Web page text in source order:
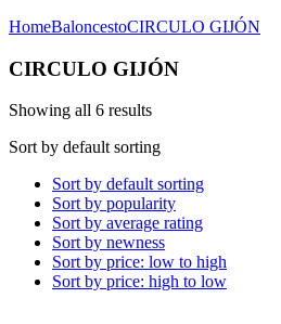
HomeBaloncestoCIRCULO GIJÓN
CIRCULO GIJÓN
Showing all 6 results
Sort by default sorting
Sort by default sorting
Sort by popularity
Sort by average rating
Sort by newness
Sort by price: low to high
Sort by price: high to low